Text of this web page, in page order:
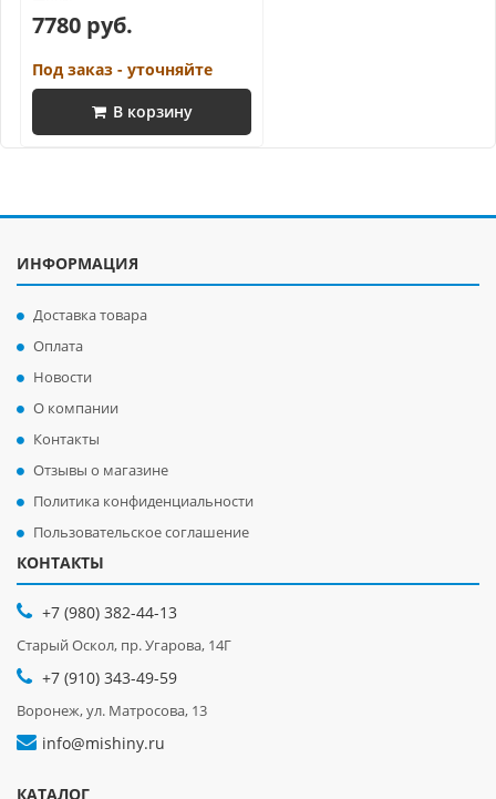
7780 руб.
Под заказ - уточняйте
В корзину
ИНФОРМАЦИЯ
Доставка товара
Оплата
Новости
О компании
Контакты
Отзывы о магазине
Политика конфиденциальности
Пользовательское соглашение
КОНТАКТЫ
+7 (980) 382-44-13
Старый Оскол, пр. Угарова, 14Г
+7 (910) 343-49-59
Воронеж, ул. Матросова, 13
info@mishiny.ru
КАТАЛОГ